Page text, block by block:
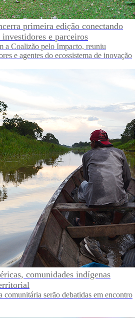
primeira edição conectando
e parceiros
a Coalizão pelo Impacto, reuniu
e agentes do ecossistema de inovação
comunidades indígenas
comunitária serão debatidas em encontro